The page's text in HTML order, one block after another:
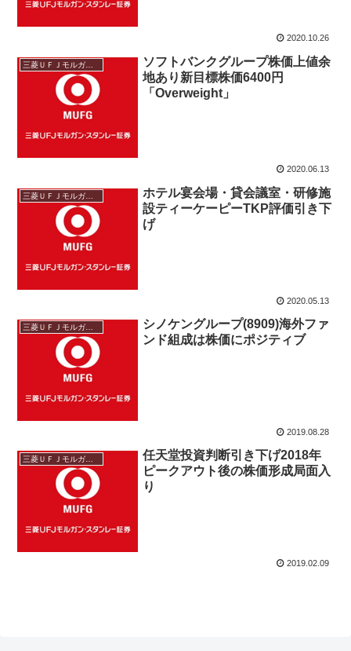
2020.10.26
三菱ＵＦＪモルガン・スタンレー
ソフトバンクグループ株価上値余
地あり新目標株価6400円
「Overweight」
2020.06.13
三菱ＵＦＪモルガン・スタンレー
ホテル宴会場・貸会議室・研修施
設ティーケーピーTKP評価引き下
げ
2020.05.13
三菱ＵＦＪモルガン・スタンレー
シノケングループ(8909)海外ファ
ンド組成は株価にポジティブ
2019.08.28
三菱ＵＦＪモルガン・スタンレー
任天堂投資判断引き下げ2018年
ピークアウト後の株価形成局面入
り
2019.02.09